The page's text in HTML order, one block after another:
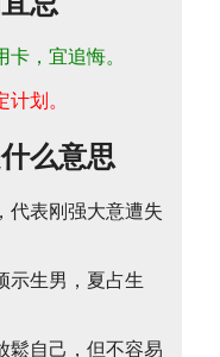
卡，宜追悔。
划。
么意思
代表刚强大意遭失
示生男，夏占生
鬆自己，但不容易